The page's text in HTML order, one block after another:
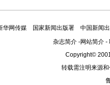
华网传媒 国家新闻出版署
中国新闻
杂志简介-网站简介-
Copyright©
转载需注明来源